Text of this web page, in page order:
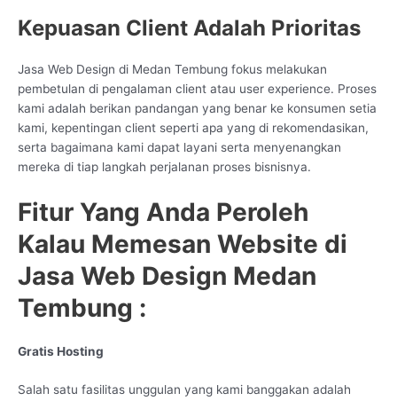
Kepuasan Client Adalah Prioritas
Jasa Web Design di Medan Tembung fokus melakukan
pembetulan di pengalaman client atau user experience. Proses
kami adalah berikan pandangan yang benar ke konsumen setia
kami, kepentingan client seperti apa yang di rekomendasikan,
serta bagaimana kami dapat layani serta menyenangkan
mereka di tiap langkah perjalanan proses bisnisnya.
Fitur Yang Anda Peroleh
Kalau Memesan Website di
Jasa Web Design Medan
Tembung :
Gratis Hosting
Salah satu fasilitas unggulan yang kami banggakan adalah